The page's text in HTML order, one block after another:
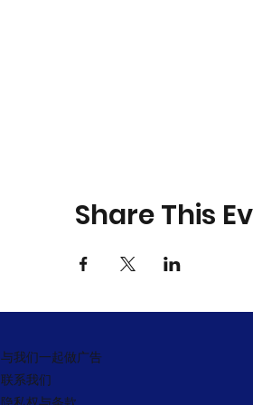
Share This
与我们一起做广告
联系我们